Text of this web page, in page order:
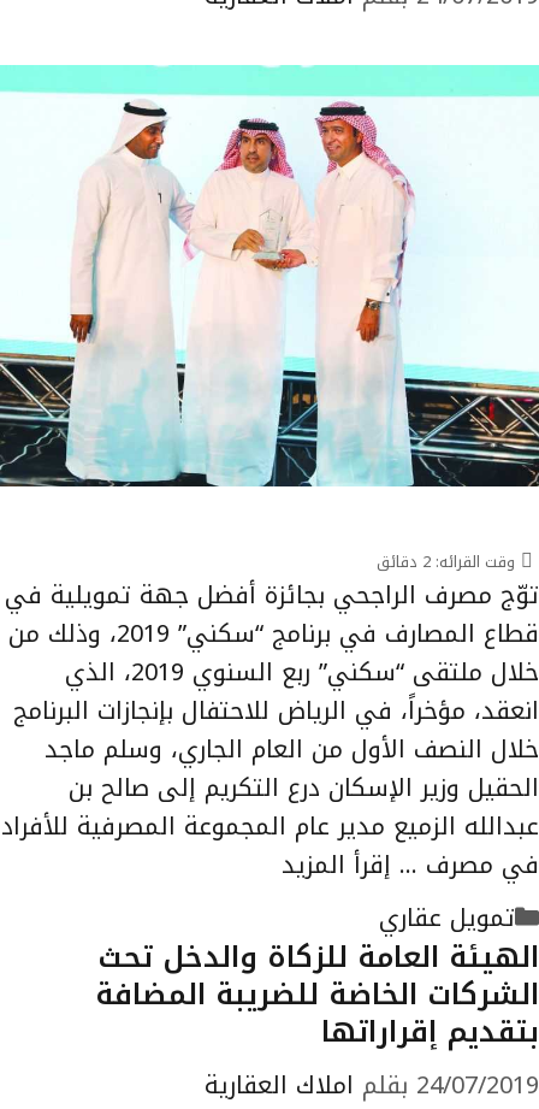
وقت القرائه: 2 دقائق
توّج مصرف الراجحي بجائزة أفضل جهة تمويلية في
قطاع المصارف في برنامج “سكني” 2019، وذلك من
خلال ملتقى “سكني” ربع السنوي 2019، الذي
انعقد، مؤخراً، في الرياض للاحتفال بإنجازات البرنامج
خلال النصف الأول من العام الجاري، وسلم ماجد
الحقيل وزير الإسكان درع التكريم إلى صالح بن
عبدالله الزميع مدير عام المجموعة المصرفية للأفراد
في مصرف … إقرأ المزيد
التصنيفات
تمويل عقاري
الهيئة العامة للزكاة والدخل تحث
الشركات الخاضة للضريبة المضافة
بتقديم إقراراتها
24/07/2019 بقلم املاك العقارية